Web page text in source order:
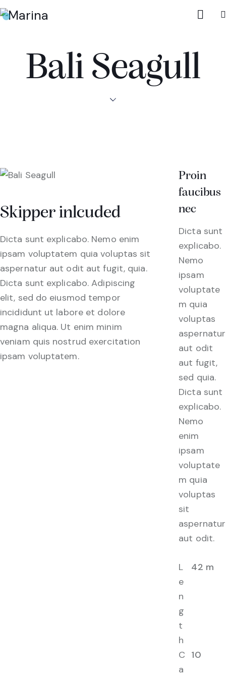
Bali Seagull
Skipper inlcuded
Dicta sunt explicabo. Nemo enim
ipsam voluptatem quia voluptas sit
aspernatur aut odit aut fugit, quia.
Dicta sunt explicabo. Adipiscing
elit, sed do eiusmod tempor
incididunt ut labore et dolore
magna aliqua. Ut enim minim
veniam quis nostrud exercitation
ipsam voluptatem.
Proin
faucibus
nec
Dicta sunt
explicabo.
Nemo
ipsam
voluptate
m quia
voluptas
aspernatur
aut odit
aut fugit,
sed quia.
Dicta sunt
explicabo.
Nemo
enim
ipsam
voluptate
m quia
voluptas
sit
aspernatur
aut odit.
L
e
n
g
t
h
42 m
C
a
10